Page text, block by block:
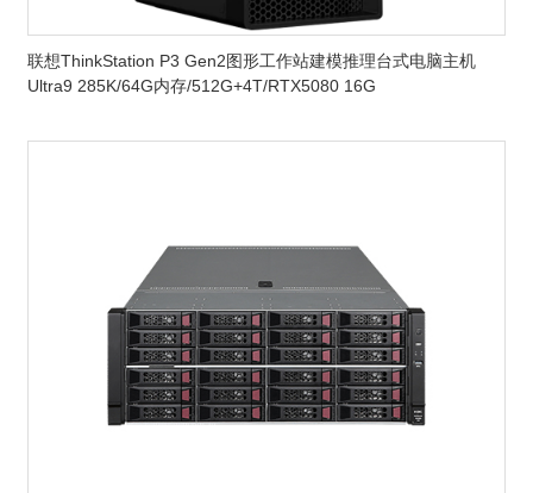
联想ThinkStation P3 Gen2图形工作站建模推理台式电脑主机
Ultra9 285K/64G内存/512G+4T/RTX5080 16G